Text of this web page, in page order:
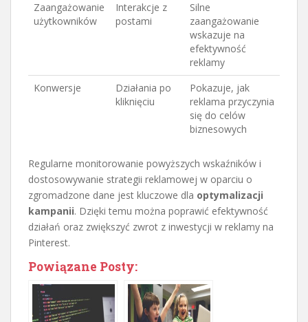
Zaangażowanie
użytkowników
Interakcje z
postami
Silne
zaangażowanie
wskazuje na
efektywność
reklamy
Konwersje
Działania po
kliknięciu
Pokazuje, jak
reklama przyczynia
się do celów
biznesowych
Regularne monitorowanie powyższych wskaźników i
dostosowywanie strategii reklamowej w oparciu o
zgromadzone dane jest kluczowe dla optymalizacji
kampanii. Dzięki temu można poprawić efektywność
działań oraz zwiększyć zwrot z inwestycji w reklamy na
Pinterest.
Powiązane Posty: